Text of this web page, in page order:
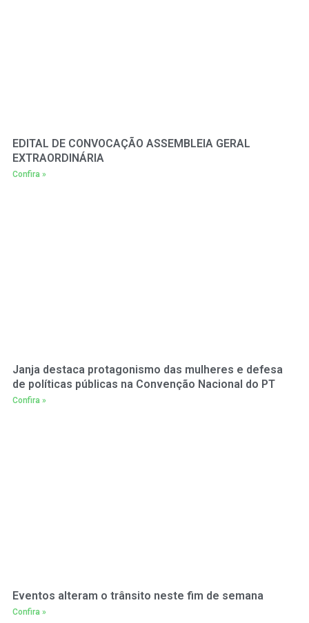
EDITAL DE CONVOCAÇÃO ASSEMBLEIA GERAL
EXTRAORDINÁRIA
Confira »
Janja destaca protagonismo das mulheres e defesa
de políticas públicas na Convenção Nacional do PT
Confira »
Eventos alteram o trânsito neste fim de semana
Confira »